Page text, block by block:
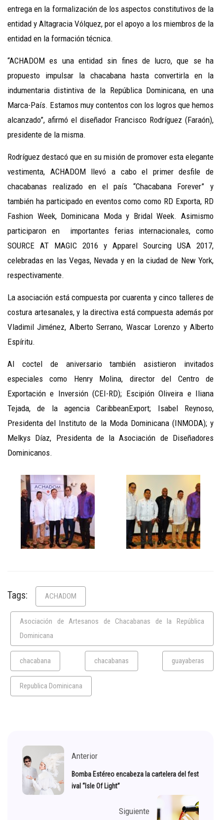
entrega en la formalización de los aspectos constitutivos de la
entidad y Altagracia Vólquez, por el apoyo a los miembros de la
entidad en la formación técnica.
“ACHADOM es una entidad sin fines de lucro, que se ha
propuesto impulsar la chacabana hasta convertirla en la
indumentaria distintiva de la República Dominicana, en una
Marca-País. Estamos muy contentos con los logros que hemos
alcanzado”, afirmó el diseñador Francisco Rodríguez (Faraón),
presidente de la misma.
Rodríguez destacó que en su misión de promover esta elegante
vestimenta, ACHADOM llevó a cabo el primer desfile de
chacabanas realizado en el país “Chacabana Forever” y
también ha participado en eventos como como RD Exporta, RD
Fashion Week, Dominicana Moda y Bridal Week. Asimismo
participaron en importantes ferias internacionales, como
SOURCE AT MAGIC 2016 y Apparel Sourcing USA 2017,
celebradas en las Vegas, Nevada y en la ciudad de New York,
respectivamente.
La asociación está compuesta por cuarenta y cinco talleres de
costura artesanales, y la directiva está compuesta además por
Vladimil Jiménez, Alberto Serrano, Wascar Lorenzo y Alberto
Espíritu.
Al coctel de aniversario también asistieron invitados
especiales como Henry Molina, director del Centro de
Exportación e Inversión (CEI-RD); Escipión Oliveira e Iliana
Tejada, de la agencia CaribbeanExport; Isabel Reynoso,
Presidenta del Instituto de la Moda Dominicana (INMODA); y
Melkys Díaz, Presidenta de la Asociación de Diseñadores
Dominicanos.
Tags: ACHADOM
Asociación de Artesanos de Chacabanas de la República
Dominicana
chacabana chacabanas guayaberas
Republica Dominicana
Anterior
Bomba Estéreo encabeza la cartelera del fest
ival “Isle Of Light”
Siguiente